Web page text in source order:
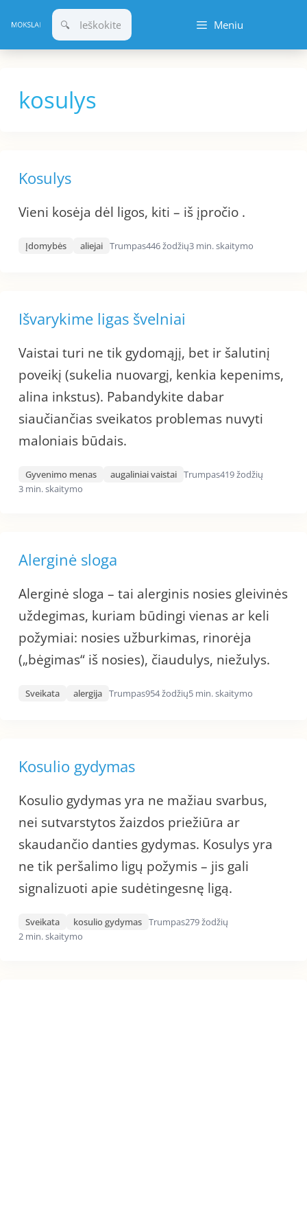
prie
turinio
Meniu
kosulys
Kosulys
Vieni kosėja dėl ligos, kiti – iš įpročio .
Įdomybės aliejai Trumpas446 žodžių3 min. skaitymo
Išvarykime ligas švelniai
Vaistai turi ne tik gydomąjį, bet ir šalutinį
poveikį (sukelia nuovargį, kenkia kepenims,
alina inkstus). Pabandykite dabar
siaučiančias sveikatos problemas nuvyti
maloniais būdais.
Gyvenimo menas augaliniai vaistai Trumpas419 žodžių
3 min. skaitymo
Alerginė sloga
Alerginė sloga – tai alerginis nosies gleivinės
uždegimas, kuriam būdingi vienas ar keli
požymiai: nosies užburkimas, rinorėja
(„bėgimas“ iš nosies), čiaudulys, niežulys.
Sveikata alergija Trumpas954 žodžių5 min. skaitymo
Kosulio gydymas
Kosulio gydymas yra ne mažiau svarbus,
nei sutvarstytos žaizdos priežiūra ar
skaudančio danties gydymas. Kosulys yra
ne tik peršalimo ligų požymis – jis gali
signalizuoti apie sudėtingesnę ligą.
Sveikata kosulio gydymas Trumpas279 žodžių
2 min. skaitymo